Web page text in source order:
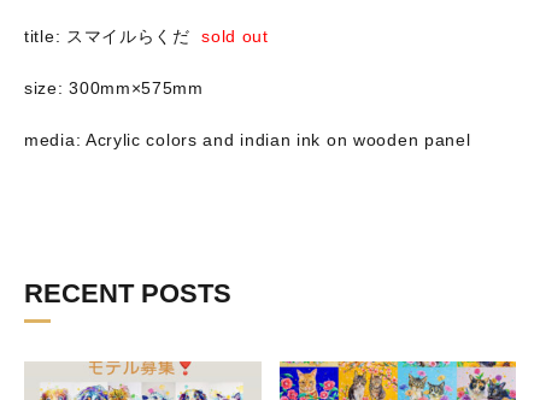
title: スマイルらくだsold out
size: 300mm×575mm
media: Acrylic colors and indian ink on wooden panel
RECENT POSTS